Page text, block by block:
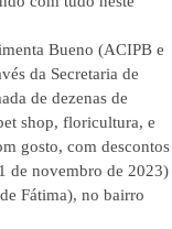
Bueno (ACIPB e
da Secretaria de
de dezenas de
shop, floricultura, e
gosto, com descontos
de novembro de 2023)
Fátima), no bairro